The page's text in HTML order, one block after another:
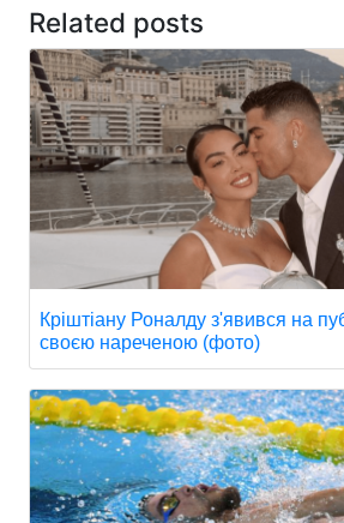
Related posts
Кріштіану Роналду з'явився на
своєю нареченою (фото)